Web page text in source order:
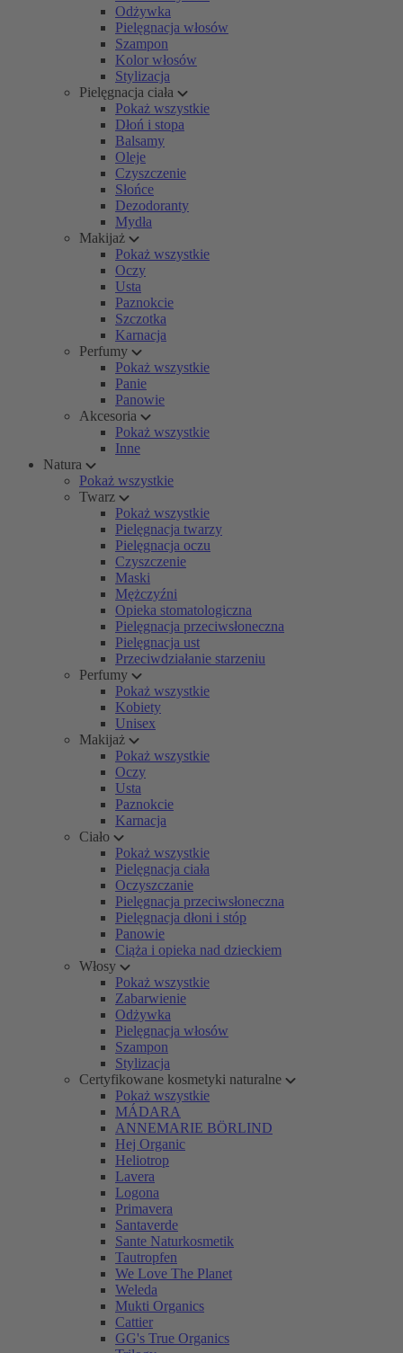
Odżywka
Pielęgnacja włosów
Szampon
Kolor włosów
Stylizacja
Pielęgnacja ciała
Pokaż wszystkie
Dłoń i stopa
Balsamy
Oleje
Czyszczenie
Słońce
Dezodoranty
Mydła
Makijaż
Pokaż wszystkie
Oczy
Usta
Paznokcie
Szczotka
Karnacja
Perfumy
Pokaż wszystkie
Panie
Panowie
Akcesoria
Pokaż wszystkie
Inne
Natura
Pokaż wszystkie
Twarz
Pokaż wszystkie
Pielęgnacja twarzy
Pielęgnacja oczu
Czyszczenie
Maski
Mężczyźni
Opieka stomatologiczna
Pielęgnacja przeciwsłoneczna
Pielęgnacja ust
Przeciwdziałanie starzeniu
Perfumy
Pokaż wszystkie
Kobiety
Unisex
Makijaż
Pokaż wszystkie
Oczy
Usta
Paznokcie
Karnacja
Ciało
Pokaż wszystkie
Pielęgnacja ciała
Oczyszczanie
Pielęgnacja przeciwsłoneczna
Pielęgnacja dłoni i stóp
Panowie
Ciąża i opieka nad dzieckiem
Włosy
Pokaż wszystkie
Zabarwienie
Odżywka
Pielęgnacja włosów
Szampon
Stylizacja
Certyfikowane kosmetyki naturalne
Pokaż wszystkie
MÁDARA
ANNEMARIE BÖRLIND
Hej Organic
Heliotrop
Lavera
Logona
Primavera
Santaverde
Sante Naturkosmetik
Tautropfen
We Love The Planet
Weleda
Mukti Organics
Cattier
GG's True Organics